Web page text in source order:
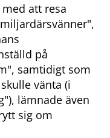
att resa
miljardärsvänner ,
på
, samtidigt som
vänta (i
), lämnade även
sig om